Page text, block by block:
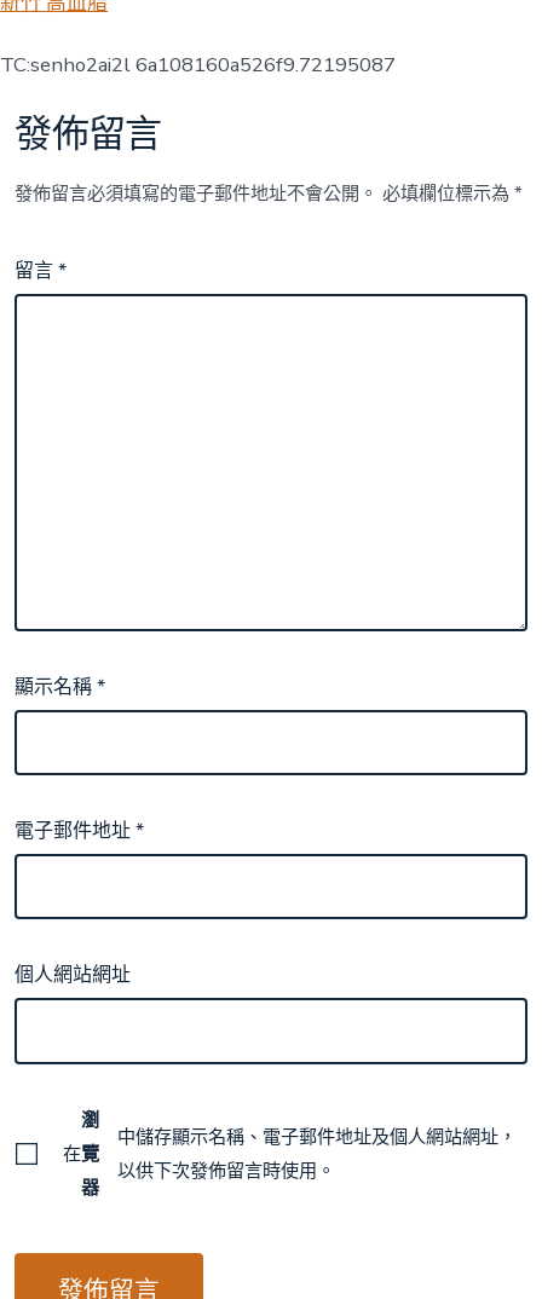
TC:senho2ai2l 6a108160a526f9.72195087
發佈留言
發佈留言必須填寫的電子郵件地址不會公開。 必填欄位標示為*
留言*
顯示名稱*
電子郵件地址*
個人網站網址
在
瀏
覽
器
中儲存顯示名稱、電子郵件地址及個人網站網址，
以供下次發佈留言時使用。